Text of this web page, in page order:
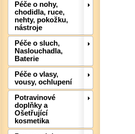
Péče o nohy,
chodidla, ruce,
nehty, pokožku,
nástroje
Péče o sluch,
Naslouchadla,
Baterie
Péče o vlasy,
vousy, ochlupení
Potravinové
doplňky a
Ošetřující
kosmetika